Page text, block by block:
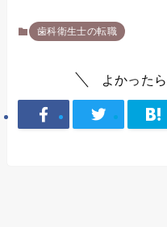
歯科衛生士の転職
よかった